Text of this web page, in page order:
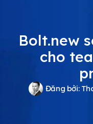
Bolt.new
cho
Đăng bởi: